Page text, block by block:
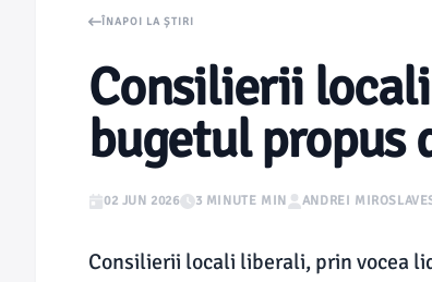
ÎNAPOI LA ȘTIRI
Consilierii
bugetul propus
02 JUN 2026 3 MINUTE MIN ANDREI
Consilierii locali liberali, prin vocea